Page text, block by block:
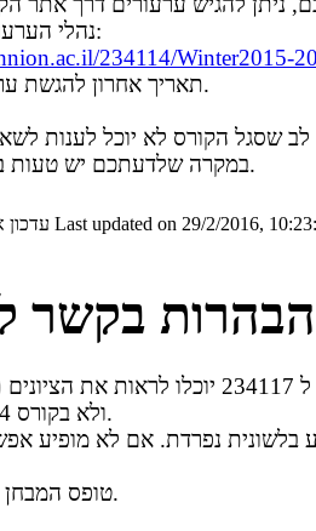
נהלי הערעורים מופיעים שם. קישור:
234114/Winter2015-
תאריך אחרון להגשת ערעור: יום חמישי ב 16:00.
במקרה שלדעתכם יש טעות בבדיקה, יש להגיש ערעור.
עדכון אחרון Last updated on 29/2/2016,
הבהרות בקשר
ולא בקורס 234114 כמו שיעורי הבית.
טופס המבחן נמצא תחת חומרי הקורס.